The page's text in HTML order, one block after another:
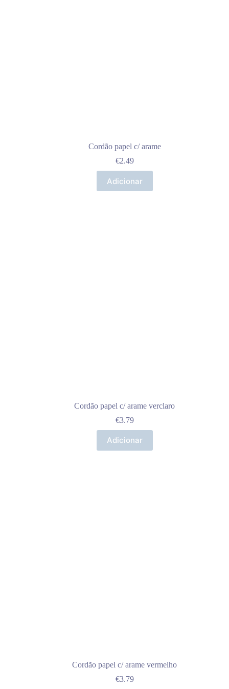
Cordão papel c/ arame
€2.49
Adicionar
Cordão papel c/ arame verclaro
€3.79
Adicionar
Cordão papel c/ arame vermelho
€3.79